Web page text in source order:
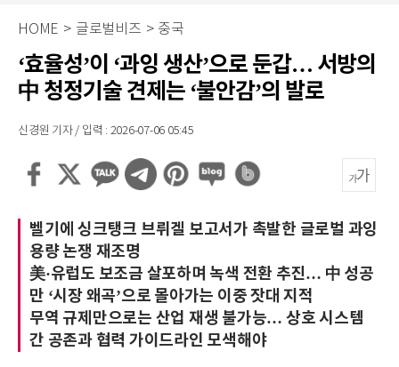
HOME > 글로벌비즈 > 중국
‘효율성’이 ‘과잉 생산’으로 둔갑… 서방의
中 청정기술 견제는 ‘불안감’의 발로
신경원 기자 / 입력 : 2026-07-06 05:45
벨기에 싱크탱크 브뤼겔 보고서가 촉발한 글로벌 과잉
용량 논쟁 재조명
美·유럽도 보조금 살포하며 녹색 전환 추진… 中 성공
만 ‘시장 왜곡’으로 몰아가는 이중 잣대 지적
무역 규제만으로는 산업 재생 불가능… 상호 시스템
간 공존과 협력 가이드라인 모색해야